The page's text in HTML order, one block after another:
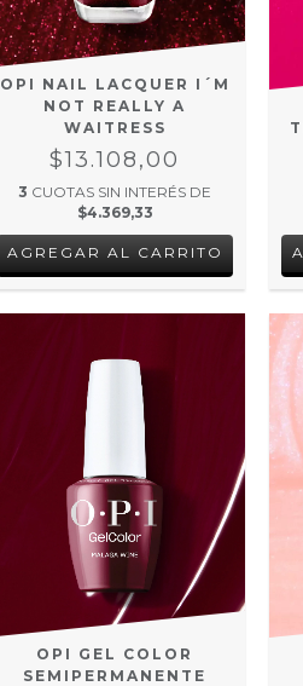
OPI NAIL LACQUER I´M
NOT REALLY A
WAITRESS
$13.108,00
3 CUOTAS SIN INTERÉS DE
$4.369,33
OPI GEL COLOR
SEMIPERMANENTE